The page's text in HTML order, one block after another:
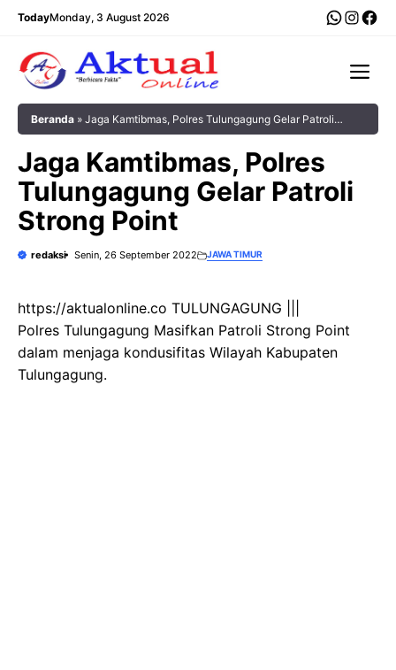
Langsung
TodayMonday, 3 August 2026
Beranda » Jaga Kamtibmas, Polres Tulungagung Gelar Patroli
Jaga Kamtibmas, Polres
Tulungagung Gelar Patroli
Strong Point
redaksi Senin, 26 September 2022 JAWA TIMUR
https://aktualonline.co TULUNGAGUNG |||
Polres Tulungagung Masifkan Patroli Strong Point
dalam menjaga kondusifitas Wilayah Kabupaten
Tulungagung.